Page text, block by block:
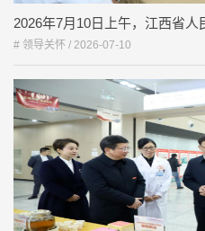
# 领导关怀 / 2026-07-10